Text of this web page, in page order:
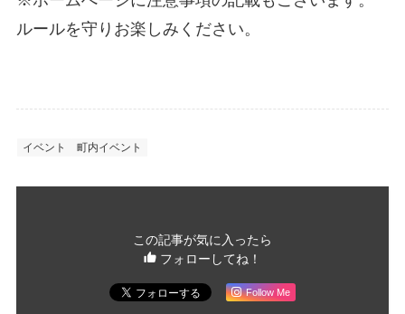
ルールを守りお楽しみください。
イベント 町内イベント
この記事が気に入ったら
フォローしてね！
Follow Me